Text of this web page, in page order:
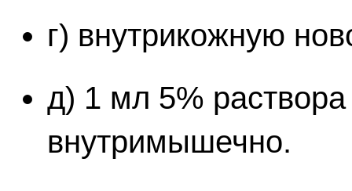
г) внутрикожную
д) 1 мл 5%
внутримышечно.